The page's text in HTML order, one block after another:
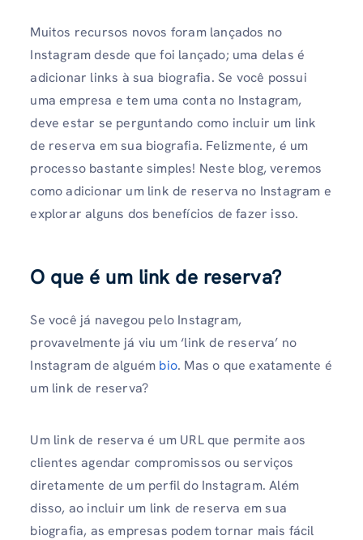
Muitos recursos novos foram lançados no
Instagram desde que foi lançado; uma delas é
adicionar links à sua biografia. Se você possui
uma empresa e tem uma conta no Instagram,
deve estar se perguntando como incluir um link
de reserva em sua biografia. Felizmente, é um
processo bastante simples! Neste blog, veremos
como adicionar um link de reserva no Instagram e
explorar alguns dos benefícios de fazer isso.
O que é um link de reserva?
Se você já navegou pelo Instagram,
provavelmente já viu um ‘link de reserva’ no
Instagram de alguém bio. Mas o que exatamente é
um link de reserva?
Um link de reserva é um URL que permite aos
clientes agendar compromissos ou serviços
diretamente de um perfil do Instagram. Além
disso, ao incluir um link de reserva em sua
biografia, as empresas podem tornar mais fácil